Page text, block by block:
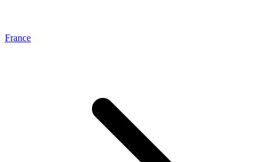
France